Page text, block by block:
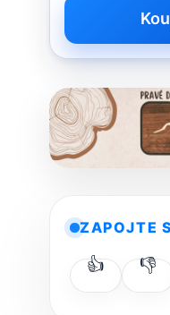
ZAPOJTE
👍 👎